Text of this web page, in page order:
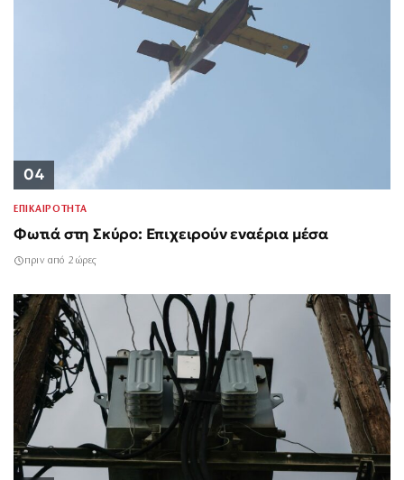
04
ΕΠΙΚΑΙΡΟΤΗΤΑ
Φωτιά στη Σκύρο: Επιχειρούν εναέρια μέσα
πριν από 2 ώρες